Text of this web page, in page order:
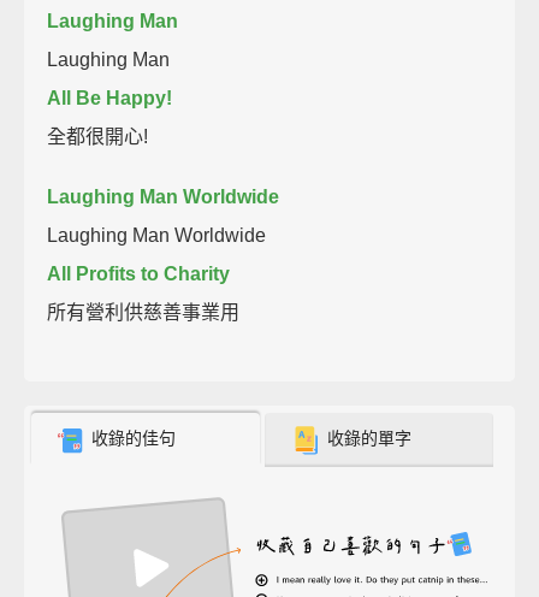
Laughing Man
Laughing Man
All Be Happy!
全都很開心!
Laughing Man Worldwide
Laughing Man Worldwide
All Profits to Charity
所有營利供慈善事業用
收錄的佳句 收錄的單字